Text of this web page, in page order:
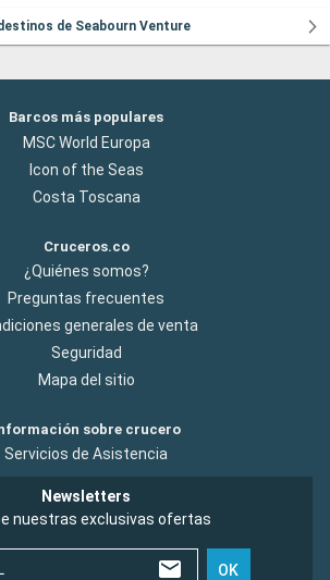
de Seabourn Venture
Barcos más populares
MSC World Europa
Icon of the Seas
Costa Toscana
Cruceros.co
¿Quiénes somos?
Preguntas frecuentes
generales de venta
Seguridad
Mapa del sitio
sobre crucero
Servicios de Asistencia
Newsletters
nuestras exclusivas ofertas
OK